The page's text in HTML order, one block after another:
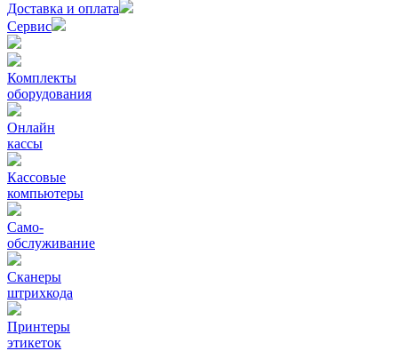
Доставка и оплата
Сервис
Комплекты
оборудования
Онлайн
кассы
Кассовые
компьютеры
Само-
обслуживание
Сканеры
штрихкода
Принтеры
этикеток